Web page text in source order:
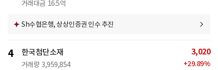
거래대금 16.5억
Sh수협은행, 상상인증권 인수 추진
4 한국첨단소재
거래량 3,959,854
3,020
+29.89%